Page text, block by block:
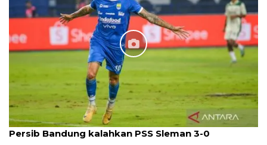
Persib Bandung kalahkan PSS Sleman 3-0